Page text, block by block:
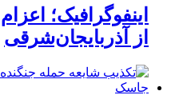
از آذربایجان‌شرقی